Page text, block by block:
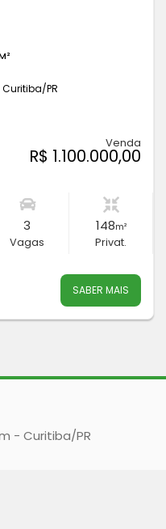
Curitiba/PR
Venda
R$ 1.100.000,00
3
Vagas
148m²
Privat.
SABER MAIS
- Curitiba/PR